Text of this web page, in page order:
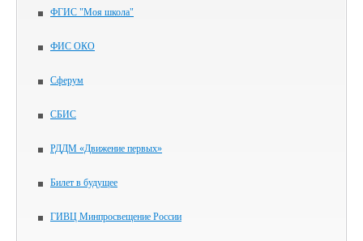
ФГИС "Моя школа"
ФИС ОКО
Сферум
СБИС
РДДМ «Движение первых»
Билет в будущее
ГИВЦ Минпросвещение России